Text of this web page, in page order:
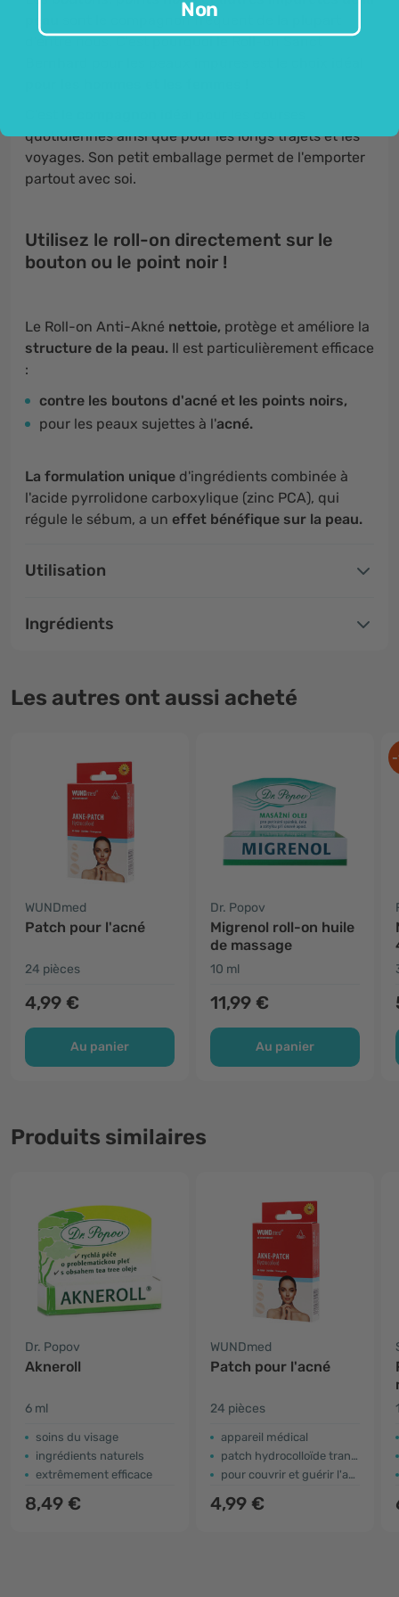
sont le compagnon fréquent de la plupart
d'entre nous. C'est pourquoi le Roll-on Sanct
quotidiennes ainsi que pour les longs trajets et les
voyages. Son petit emballage permet de l'emporter
partout avec soi.
Utilisez le roll-on directement sur le
bouton ou le point noir !
Le Roll-on Anti-Akné nettoie, protège et améliore la
structure de la peau. Il est particulièrement efficace
:
contre les boutons d'acné et les points noirs,
pour les peaux sujettes à l'acné.
La formulation unique d'ingrédients combinée à
l'acide pyrrolidone carboxylique (zinc PCA), qui
régule le sébum, a un effet bénéfique sur la peau.
Utilisation
Ingrédients
Les autres ont aussi acheté
WUNDmed
Patch pour l'acné
24 pièces
4,99 €
Au panier
Dr. Popov
Migrenol roll-on huile
de massage
10 ml
11,99 €
Au panier
Produits similaires
Dr. Popov
Akneroll
6 ml
soins du visage
ingrédients naturels
extrêmement efficace
8,49 €
WUNDmed
Patch pour l'acné
24 pièces
appareil médical
patch hydrocolloïde transparent
pour couvrir et guérir l'acné
4,99 €
Non